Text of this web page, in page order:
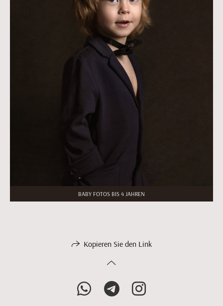
BABY FOTOS BIS 4 JAHREN
Kopieren Sie den Link